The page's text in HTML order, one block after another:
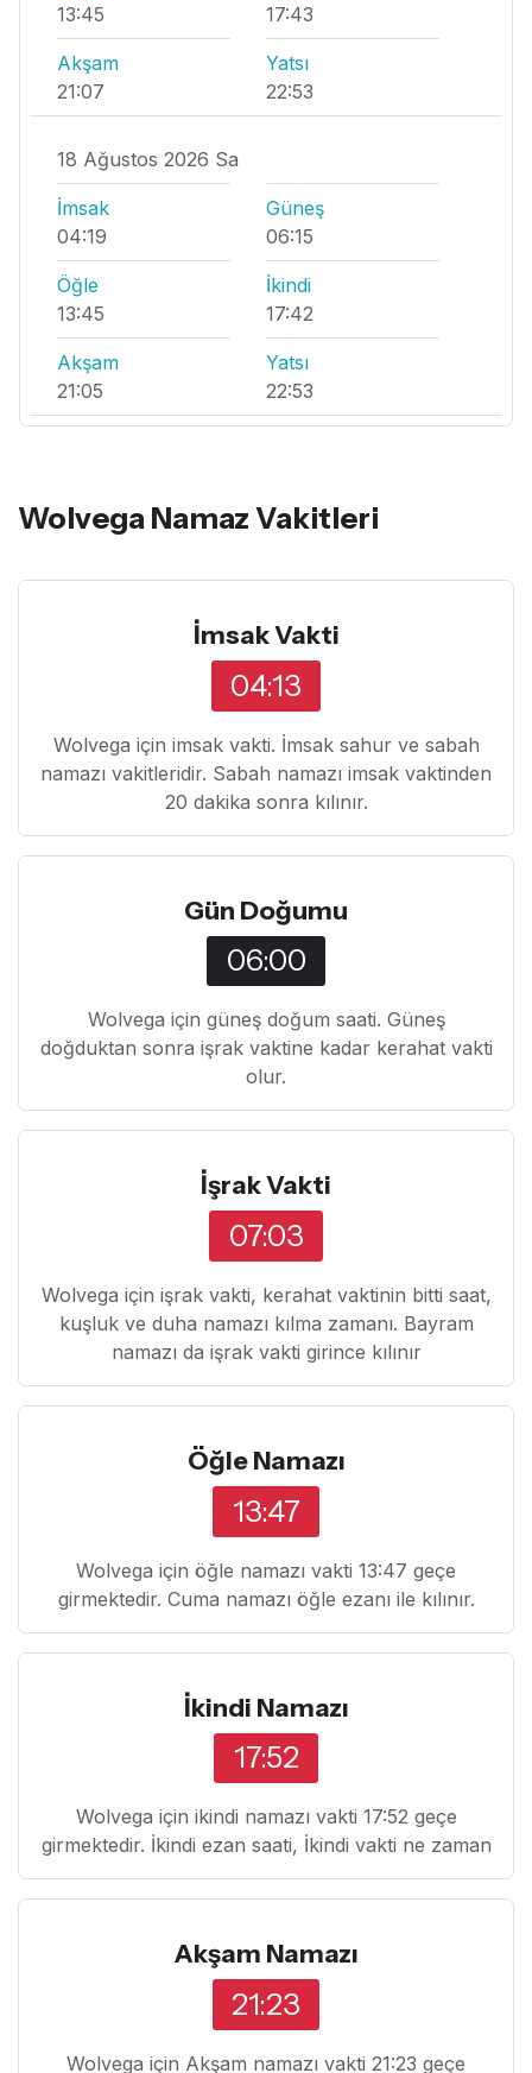
13:45
17:43
Akşam
21:07
Yatsı
22:53
18 Ağustos 2026 Sa
İmsak
04:19
Güneş
06:15
Öğle
13:45
İkindi
17:42
Akşam
21:05
Yatsı
22:53
Wolvega Namaz Vakitleri
İmsak Vakti
04:13
Wolvega için imsak vakti. İmsak sahur ve sabah
namazı vakitleridir. Sabah namazı imsak vaktinden
20 dakika sonra kılınır.
Gün Doğumu
06:00
Wolvega için güneş doğum saati. Güneş
doğduktan sonra işrak vaktine kadar kerahat vakti
olur.
İşrak Vakti
07:03
Wolvega için işrak vakti, kerahat vaktinin bitti saat,
kuşluk ve duha namazı kılma zamanı. Bayram
namazı da işrak vakti girince kılınır
Öğle Namazı
13:47
Wolvega için öğle namazı vakti 13:47 geçe
girmektedir. Cuma namazı öğle ezanı ile kılınır.
İkindi Namazı
17:52
Wolvega için ikindi namazı vakti 17:52 geçe
girmektedir. İkindi ezan saati, İkindi vakti ne zaman
Akşam Namazı
21:23
Wolvega için Akşam namazı vakti 21:23 geçe